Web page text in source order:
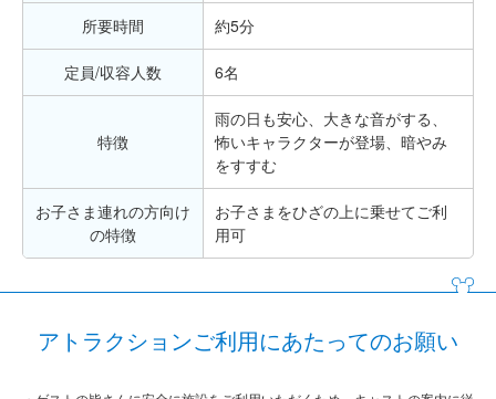
所要時間 約5分
定員/収容人数 6名
特徴
雨の日も安心、大きな音がする、
怖いキャラクターが登場、暗やみ
をすすむ
お子さま連れの方向け
の特徴
お子さまをひざの上に乗せてご利
用可
アトラクションご利用にあたってのお願い